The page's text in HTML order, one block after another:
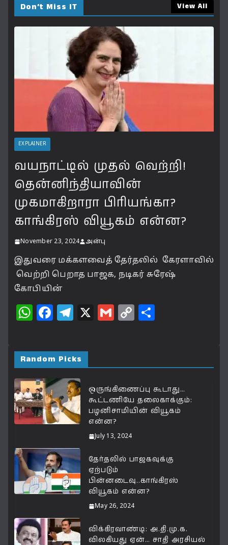
Don’t Miss IT View All
EXPLAINER
வயநாட்டில் முதல் வெற்றி!
தென்னிந்தியாவின்
முகமாகிறாரா பிரியங்கா?
காங்கிரஸ் வியூகம் என்ன?
November 23, 2024 அன்பு
இதுவரை மக்களவைத் தேர்தலில் கேரளாவில்
வெற்றி பெறாத பாஜக, நடிகர் சுரேஷ்
கோபியின்
W
s
A
p
p
F
e
b
o
o
k
T
g
ra
m
X
G
C
n
k
Random Picks
ஒருங்கிணைப்பு கூடாது…
கூட்டணியே தலைகாக்கும்:
பழனிசாமியின் வியூகம்
என்ன?
July 13, 2024
தேர்தலில் பாஜகவுக்கு
ஏற்படும்
பின்னடைவு..காங்கிரஸ்
வியூகம் என்ன?
May 26, 2024
விக்கிரவாண்டி: அ.தி.மு.க.
விலகியது ஏன்… சாதி அரசியல்